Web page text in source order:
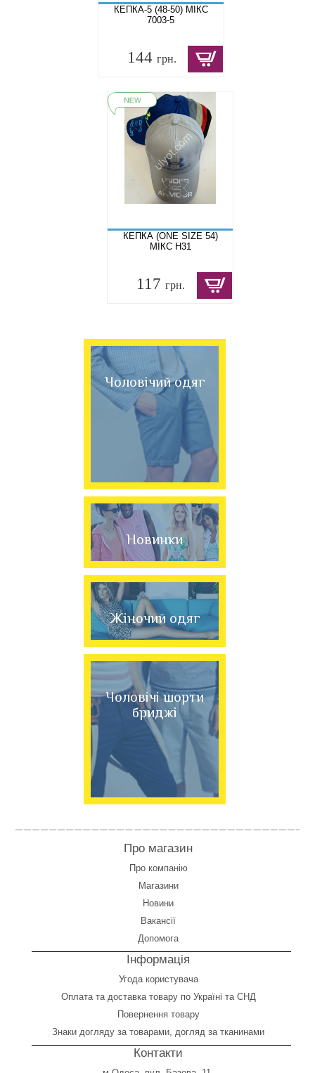
КЕПКА-5 (48-50) МІКС
7003-5
144 грн.
КЕПКА (ONE SIZE 54)
МІКС H31
117грн.
Чоловічий одяг
Новинки
Жіночий одяг
Чоловічі шорти
бриджі
Про магазин
Про компанію
Магазини
Новини
Вакансії
Допомога
Інформація
Угода користувача
Оплата та доставка товару по Україні та СНД
Повернення товару
Знаки догляду за товарами, догляд за тканинами
Контакти